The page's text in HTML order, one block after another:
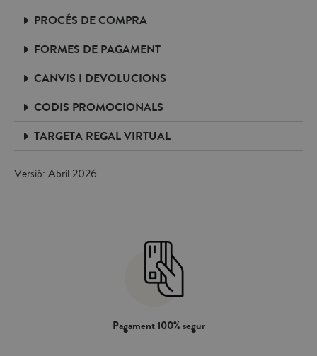
PROCÉS DE COMPRA
FORMES DE PAGAMENT
CANVIS I DEVOLUCIONS
CODIS PROMOCIONALS
TARGETA REGAL VIRTUAL
Versió: Abril 2026
Pagament 100% segur